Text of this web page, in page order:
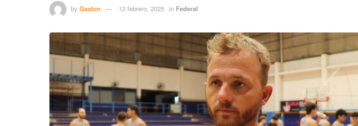
by Gaston 12 febrero, 2025 in Federal